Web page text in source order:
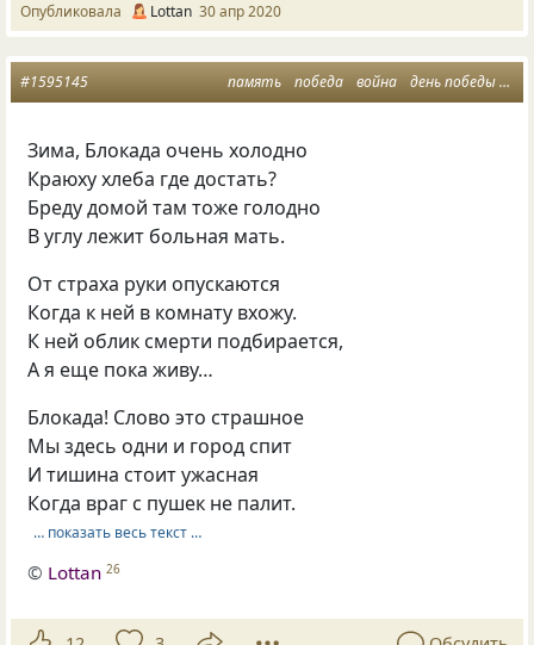
Опубликовала Lottan 30 апр 2020
память победа война день победы
#1595145
Зима, Блокада очень холодно
Краюху хлеба где достать?
Бреду домой там тоже голодно
В углу лежит больная мать.
От страха руки опускаются
Когда к ней в комнату вхожу.
К ней облик смерти подбирается,
А я еще пока живу…
Блокада! Слово это страшное
Мы здесь одни и город спит
И тишина стоит ужасная
Когда враг с пушек не палит.
… показать весь текст …
© Lottan 26